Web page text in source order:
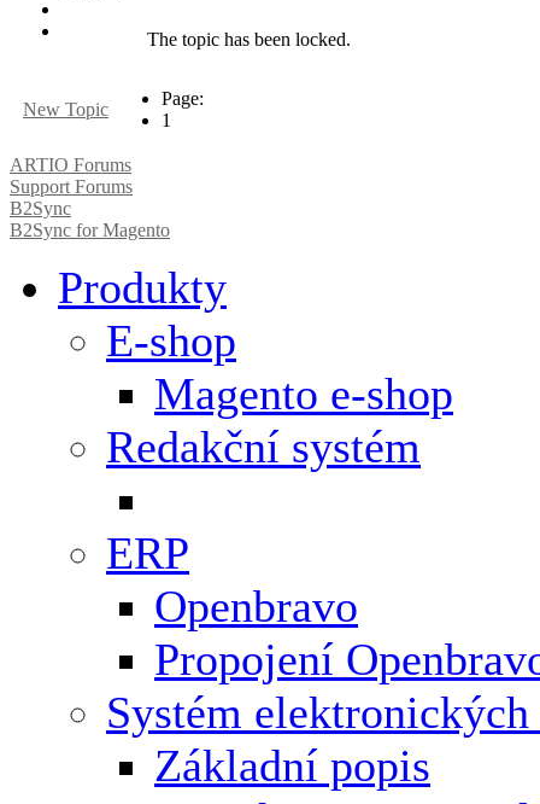
The topic has been locked.
New Topic
Page:
1
ARTIO Forums
Support Forums
B2Sync
B2Sync for Magento
Produkty
E-shop
Magento e-shop
Redakční systém
ERP
Openbravo
Propojení
Systém elektronických
Základní popis